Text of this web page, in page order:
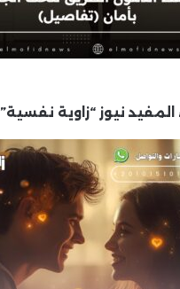
المفيد نيوز “زاوية نفسية”